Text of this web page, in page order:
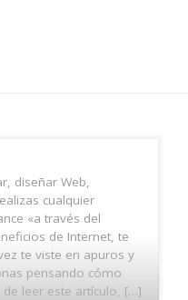
diseñar Web,
cualquier
«a través del
de Internet, te
te viste en apuros y
pensando cómo
leer este artículo, […]